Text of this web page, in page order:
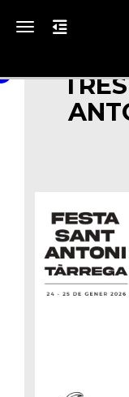
Toggle navigation